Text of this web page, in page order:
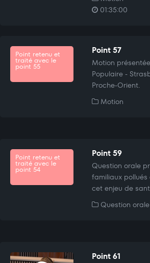
01:35:00
Point retenu et
traité avec le
point 55
Point 57
Motion
Populaire -
Proche-Orient.
Motion
Point retenu et
traité avec le
point 54
Point 59
Question orale
familiaux
cet enjeu de
Question orale
Point 61